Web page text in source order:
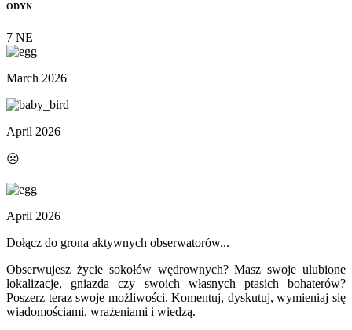
ODYN
7 NE
March 2026
April 2026
☹️
April 2026
Dołącz do grona aktywnych obserwatorów...
Obserwujesz życie sokołów wędrownych? Masz swoje ulubione
lokalizacje, gniazda czy swoich własnych ptasich bohaterów?
Poszerz teraz swoje możliwości. Komentuj, dyskutuj, wymieniaj się
wiadomościami, wrażeniami i wiedzą.